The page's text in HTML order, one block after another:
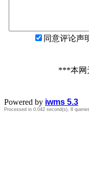
同意评论声
***本网
Powered by iwms 5.3
Processed in 0.042 second(s), 8